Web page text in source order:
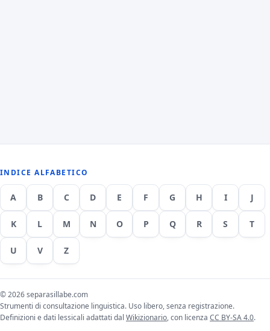
INDICE ALFABETICO
A B C D E F G H I J
K L M N O P Q R S T
U V Z
© 2026 separasillabe.com
Strumenti di consultazione linguistica. Uso libero, senza registrazione.
Definizioni e dati lessicali adattati dal Wikizionario, con licenza CC BY-SA 4.0.